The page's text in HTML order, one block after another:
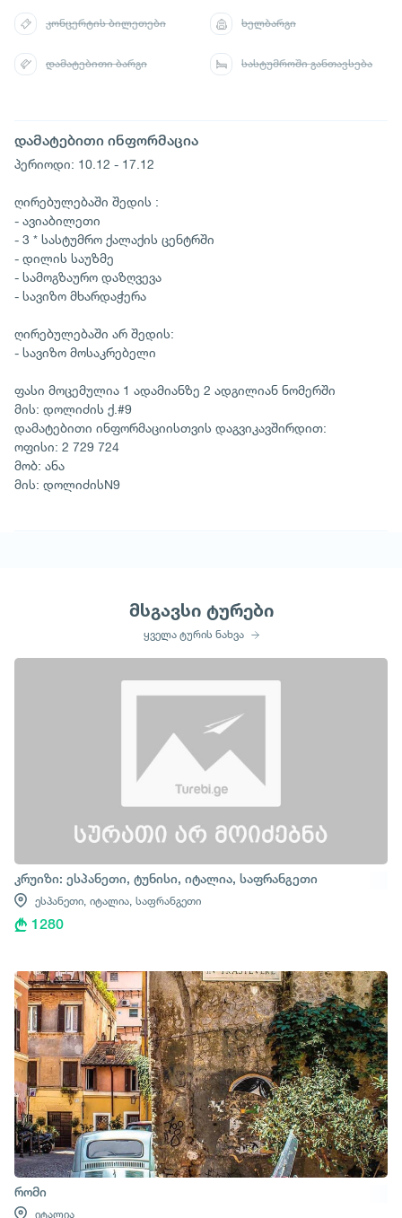
დამატებითი ინფორმაცია
პერიოდი: 10.12 - 17.12
ღირებულებაში შედის :
- ავიაბილეთი
- 3 * სასტუმრო ქალაქის ცენტრში
- დილის საუზმე
- სამოგზაურო დაზღვევა
- სავიზო მხარდაჭერა
ღირებულებაში არ შედის:
- სავიზო მოსაკრებელი
ფასი მოცემულია 1 ადამიანზე 2 ადგილიან ნომერში
მის: დოლიძის ქ.#9
დამატებითი ინფორმაციისთვის დაგვიკავშირდით:
ოფისი: 2 729 724
მობ: ანა
მის: დოლიძისN9
კონცერტის ბილეთები ხელბარგი
დამატებითი ბარგი სასტუმროში განთავსება
მსგავსი ტურები
ყველა ტურის ნახვა
კრუიზი: ესპანეთი, ტუნისი, იტალია, საფრანგეთი
ესპანეთი, იტალია, საფრანგეთი
1280
რომი
იტალია